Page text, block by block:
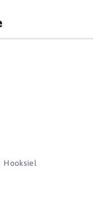
Hooksiel